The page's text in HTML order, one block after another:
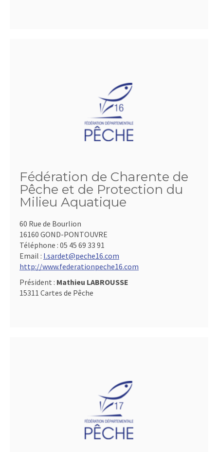
Fédération de Charente de
Pêche et de Protection du
Milieu Aquatique
60 Rue de Bourlion
16160 GOND-PONTOUVRE
Téléphone : 05 45 69 33 91
Email : l.sardet@peche16.com
http://www.federationpeche16.com
Président : Mathieu LABROUSSE
15311 Cartes de Pêche